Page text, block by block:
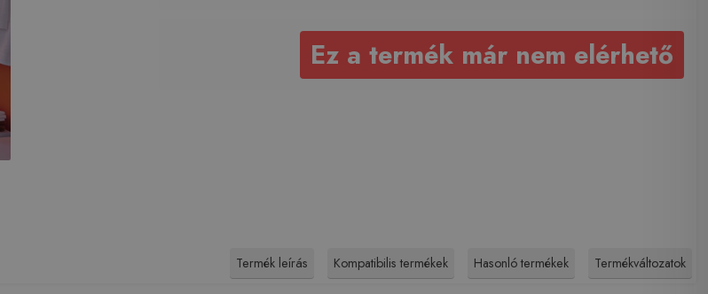
Ez a termék már nem elérhető
Termék leírás Kompatibilis termékek Hasonló termékek Termékváltozatok